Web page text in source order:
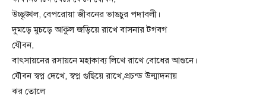
উচ্ছৃঙ্খল, বেপরোয়া জীবনের ভাঙচুর পদাবলী।
দুমড়ে মুচড়ে আকুল জড়িয়ে রাখে বাসনার টগবগ
যৌবন,
বাৎসায়নের রসায়নে মহাকাব্য লিখে রাখে বোধের আগুনে।
যৌবন স্বপ্ন দেখে, স্বপ্ন গুছিয়ে রাখে,প্রচন্ড উন্মাদনায়
ঝর তোলে